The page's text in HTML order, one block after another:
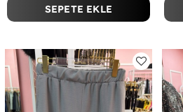
SEPETE EKLE